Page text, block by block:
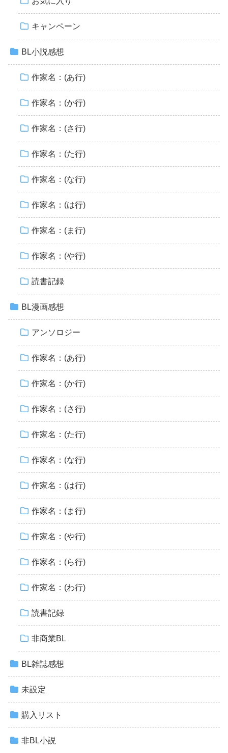
キャンペーン
BL小説感想
作家名：(あ行)
作家名：(か行)
作家名：(さ行)
作家名：(た行)
作家名：(な行)
作家名：(は行)
作家名：(ま行)
作家名：(や行)
読書記録
BL漫画感想
アンソロジー
作家名：(あ行)
作家名：(か行)
作家名：(さ行)
作家名：(た行)
作家名：(な行)
作家名：(は行)
作家名：(ま行)
作家名：(や行)
作家名：(ら行)
作家名：(わ行)
読書記録
非商業BL
BL雑誌感想
未設定
購入リスト
非BL小説